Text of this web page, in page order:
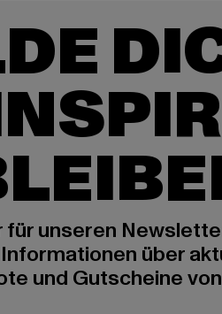
für unseren
über
und Gutscheine